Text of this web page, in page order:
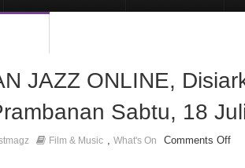
JAZZ ONLINE,
Sabtu, 18
Film & Music , What's On Comments Off